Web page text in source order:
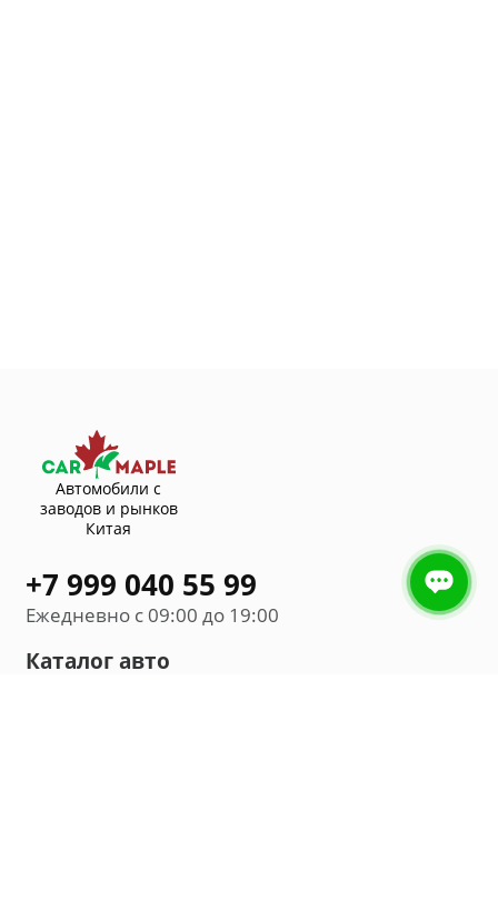
Автомобили с
заводов и рынков
Китая
+7 999 040 55 99
Ежедневно с 09:00 до 19:00
Каталог авто